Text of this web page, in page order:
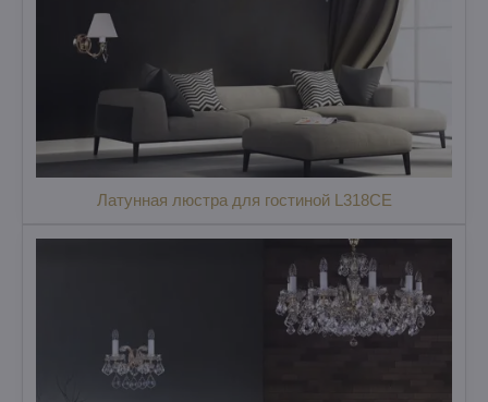
Латунная люстра для гостиной L318CE